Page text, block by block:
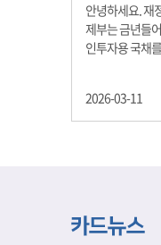
안녕하세요. 재
제부는 금년들
인투자용 국채
년물 900억원,
면 3월 개인투
은 인스타그램
니다.
2026-03-11